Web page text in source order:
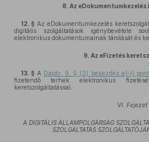
8. Az
12. § Az eDokumentumkezelés
digitális szolgáltatások igénybevétele
elektronikus dokumentumainak tárolását és
9. Az eFizetés
13. § A Dáptv. 9. § (2) bekezdés a)–i) pont
fizetendő terhek elektronikus
keretszolgáltatással.
VI. Fejezet
A DIGITÁLIS ÁLLAMPOLGÁRSÁG
SZOLGÁLTATÁS